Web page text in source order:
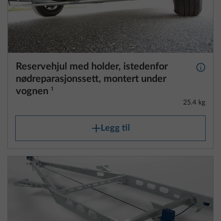
Reservehjul med holder, istedenfor
nødreparasjonssett, montert under
vognen
1
Mer
25.4 kg
Legg til